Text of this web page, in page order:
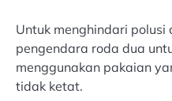
Untuk menghindari
pengendara roda dua
menggunakan pakaian
tidak ketat.